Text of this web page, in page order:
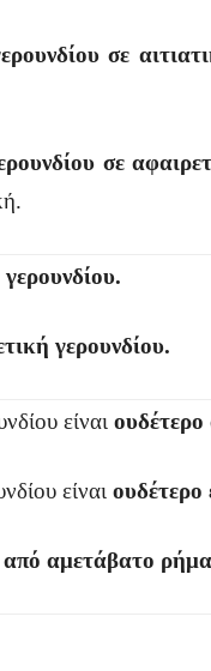
σε
σε
γερουνδίου.
είναι ουδέτερο
είναι ουδέτερο
από αμετάβατο ρήμα